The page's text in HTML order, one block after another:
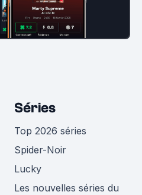
Séries
Top 2026 séries
Spider-Noir
Lucky
Les nouvelles séries du